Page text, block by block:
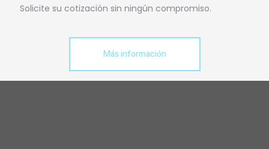
Solicite su cotización sin ningún compromiso.
Más información